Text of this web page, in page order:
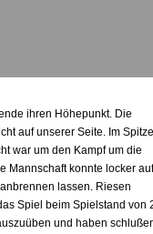
ihren Höhepunkt. Die
auf unserer Seite. Im
war um den Kampf um die
Mannschaft konnte locker
lassen. Riesen
Spiel beim Spielstand von
und haben